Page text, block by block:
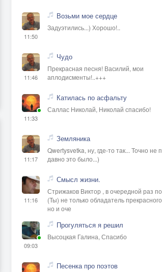
11:50
Возьми мое сердце
Задуэтились...) Хорошо!..
11:46
Чудо
Прекрасная песня! Василий, мои
аплодисменты!..+++
11:33
Катилась по асфальту
Саллас Николай, Николай спасибо!
11:17
Земляника
Qwertysvetka, ну, где-то так... Точно не
давно это было...)
11:16
Смысл жизни.
Стрижаков Виктор , в очередной раз
(Ты) не только обладатель
но и оче
09:03
Прогуляться я решил
Высоцкая Галина, Спасибо
Песенка про поэтов